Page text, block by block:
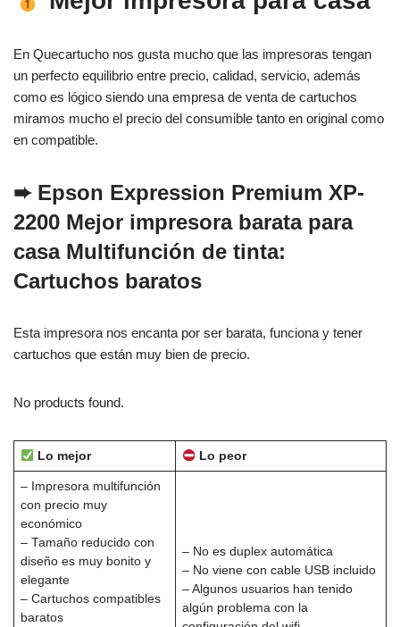
En Quecartucho nos gusta mucho que las impresoras tengan
un perfecto equilibrio entre precio, calidad, servicio, además
como es lógico siendo una empresa de venta de cartuchos
miramos mucho el precio del consumible tanto en original como
en compatible.
➨ Epson Expression Premium XP-
2200 Mejor impresora barata para
casa Multifunción de tinta:
Cartuchos baratos
Esta impresora nos encanta por ser barata, funciona y tener
cartuchos que están muy bien de precio.
No products found.
Lo mejor Lo peor
– Impresora multifunción
con precio muy
económico
– Tamaño reducido con
diseño es muy bonito y
elegante
– Cartuchos compatibles
baratos
– No es duplex automática
– No viene con cable USB incluido
– Algunos usuarios han tenido
algún problema con la